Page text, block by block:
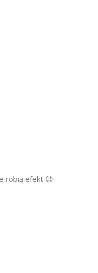
robią efekt 😉